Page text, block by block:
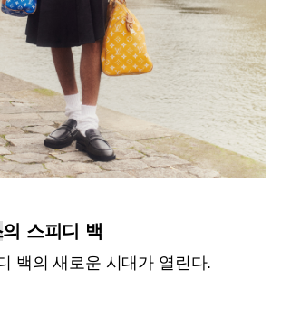
의 스피디 백
백의 새로운 시대가 열린다.